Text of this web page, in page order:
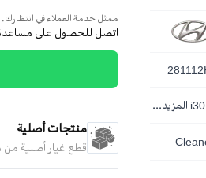
المزيد...
ممثل خدمة العملاء في انتظارك.
اتصل للحصول على
منتجات أصلية
قطع غيار أصلية